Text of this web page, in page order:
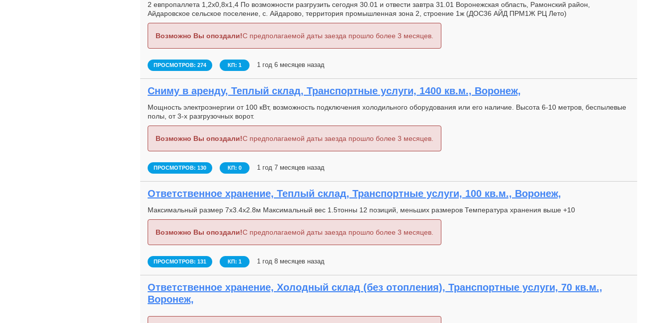
2 евпропаллета 1,2х0,8х1,4 По возможности разгрузить сегодня 30.01 и отвести завтра 31.01 Воронежская область, Рамонский район,
Айдаровское сельское поселение, с. Айдарово, территория промышленная зона 2, строение 1ж (ДОС36 АЙД ПРМ1Ж РЦ Лето)
Возможно Вы опоздали!С предполагаемой даты заезда прошло более 3 месяцев.
ПРОСМОТРОВ: 274 КП: 1 1 год 6 месяцев назад
Сниму в аренду, Теплый склад, Транспортные услуги, 1400 кв.м., Воронеж,
Мощность электроэнергии от 100 кВт, возможность подключения холодильного оборудования или его наличие. Высота 6-10 метров, беспылевые
полы, от 3-х разгрузочных ворот.
Возможно Вы опоздали!С предполагаемой даты заезда прошло более 3 месяцев.
ПРОСМОТРОВ: 130 КП: 0 1 год 7 месяцев назад
Ответственное хранение, Теплый склад, Транспортные услуги, 100 кв.м., Воронеж,
Максимальный размер 7х3.4х2.8м Максимальный вес 1.5тонны 12 позиций, меньших размеров Температура хранения выше +10
Возможно Вы опоздали!С предполагаемой даты заезда прошло более 3 месяцев.
ПРОСМОТРОВ: 131 КП: 1 1 год 8 месяцев назад
Ответственное хранение, Холодный склад (без отопления), Транспортные услуги, 70 кв.м.,
Воронеж,